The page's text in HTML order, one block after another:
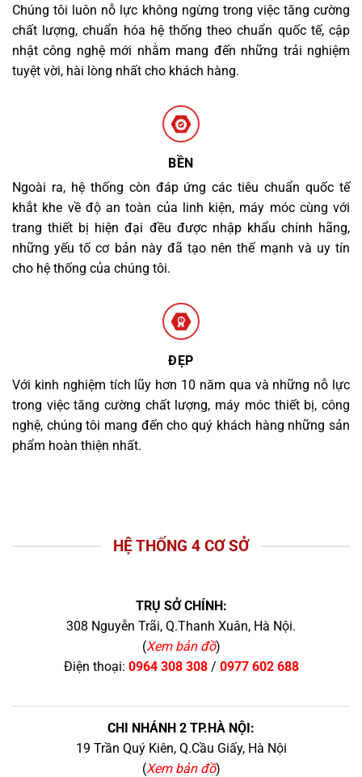
Chúng tôi luôn nỗ lực không ngừng trong việc tăng cường
chất lượng, chuẩn hóa hệ thống theo chuẩn quốc tế, cập
nhật công nghệ mới nhằm mang đến những trải nghiệm
tuyệt vời, hài lòng nhất cho khách hàng.
BỀN
Ngoài ra, hệ thống còn đáp ứng các tiêu chuẩn quốc tế
khắt khe về độ an toàn của linh kiện, máy móc cùng với
trang thiết bị hiện đại đều được nhập khẩu chính hãng,
những yếu tố cơ bản này đã tạo nên thế mạnh và uy tín
cho hệ thống của chúng tôi.
ĐẸP
Với kinh nghiệm tích lũy hơn 10 năm qua và những nỗ lực
trong việc tăng cường chất lượng, máy móc thiết bị, công
nghệ, chúng tôi mang đến cho quý khách hàng những sản
phẩm hoàn thiện nhất.
HỆ THỐNG 4 CƠ SỞ
TRỤ SỞ CHÍNH:
308 Nguyễn Trãi, Q.Thanh Xuân, Hà Nội.
(Xem bản đồ)
Điện thoại: 0964 308 308/ 0977 602 688
CHI NHÁNH 2 TP.HÀ NỘI:
19 Trần Quý Kiên, Q.Cầu Giấy, Hà Nội
(Xem bản đồ)